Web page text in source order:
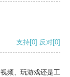
支持[0] 反对[0]
频、玩游戏还是工